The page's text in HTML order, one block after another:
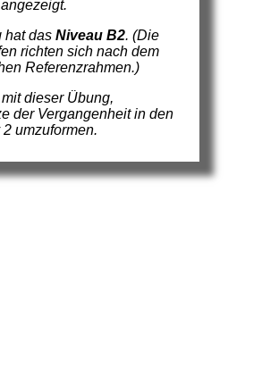
hat das Niveau B2. (Die
richten sich nach dem
Referenzrahmen.)
dieser Übung,
der Vergangenheit in den
umzuformen.